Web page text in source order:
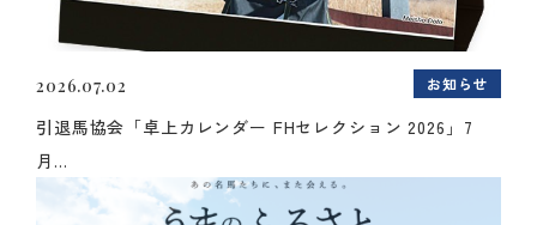
2026.07.02 お知らせ
引退馬協会「卓上カレンダー FHセレクション 2026」7
月...